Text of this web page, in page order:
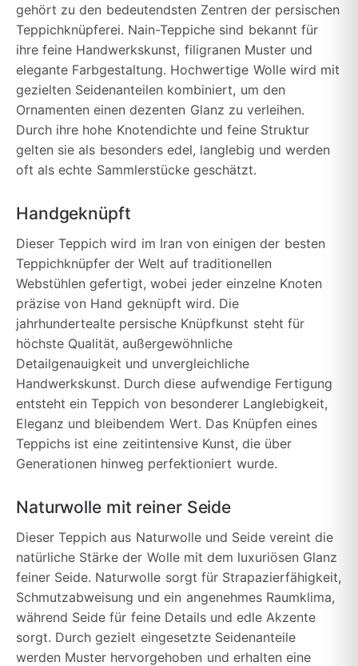
gehört zu den bedeutendsten Zentren der persischen
Teppichknüpferei. Nain-Teppiche sind bekannt für
ihre feine Handwerkskunst, filigranen Muster und
elegante Farbgestaltung. Hochwertige Wolle wird mit
gezielten Seidenanteilen kombiniert, um den
Ornamenten einen dezenten Glanz zu verleihen.
Durch ihre hohe Knotendichte und feine Struktur
gelten sie als besonders edel, langlebig und werden
oft als echte Sammlerstücke geschätzt.
Handgeknüpft
Dieser Teppich wird im Iran von einigen der besten
Teppichknüpfer der Welt auf traditionellen
Webstühlen gefertigt, wobei jeder einzelne Knoten
präzise von Hand geknüpft wird. Die
jahrhundertealte persische Knüpfkunst steht für
höchste Qualität, außergewöhnliche
Detailgenauigkeit und unvergleichliche
Handwerkskunst. Durch diese aufwendige Fertigung
entsteht ein Teppich von besonderer Langlebigkeit,
Eleganz und bleibendem Wert. Das Knüpfen eines
Teppichs ist eine zeitintensive Kunst, die über
Generationen hinweg perfektioniert wurde.
Naturwolle mit reiner Seide
Dieser Teppich aus Naturwolle und Seide vereint die
natürliche Stärke der Wolle mit dem luxuriösen Glanz
feiner Seide. Naturwolle sorgt für Strapazierfähigkeit,
Schmutzabweisung und ein angenehmes Raumklima,
während Seide für feine Details und edle Akzente
sorgt. Durch gezielt eingesetzte Seidenanteile
werden Muster hervorgehoben und erhalten eine